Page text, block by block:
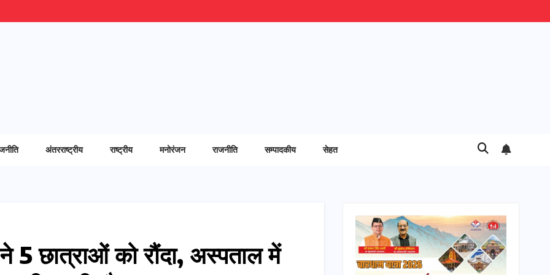
अंतरराष्ट्रीय राष्ट्रीय मनोरंजन राजनीति सम्पादकीय सेहत
5 छात्राओं को रौंदा, अस्पताल में